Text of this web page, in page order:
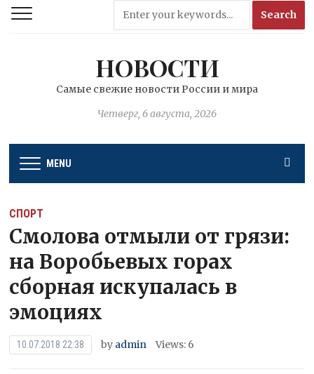
НОВОСТИ
Самые свежие новости России и мира
Четверг, 6 августа, 2026
MENU
СПОРТ
Смолова отмыли от грязи:
на Воробьевых горах
сборная искупалась в
эмоциях
10.07.2018 22:38 by admin Views: 6